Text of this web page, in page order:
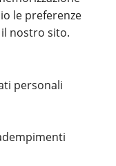
le preferenze
nostro sito.
personali